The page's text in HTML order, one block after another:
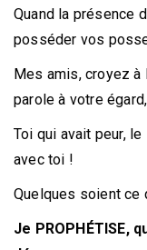
Quand la présence
posséder vos
Mes amis, croyez à
parole à votre
Toi qui avait peur,
avec toi !
Quelques soient ce
Je PROPHÉTISE,